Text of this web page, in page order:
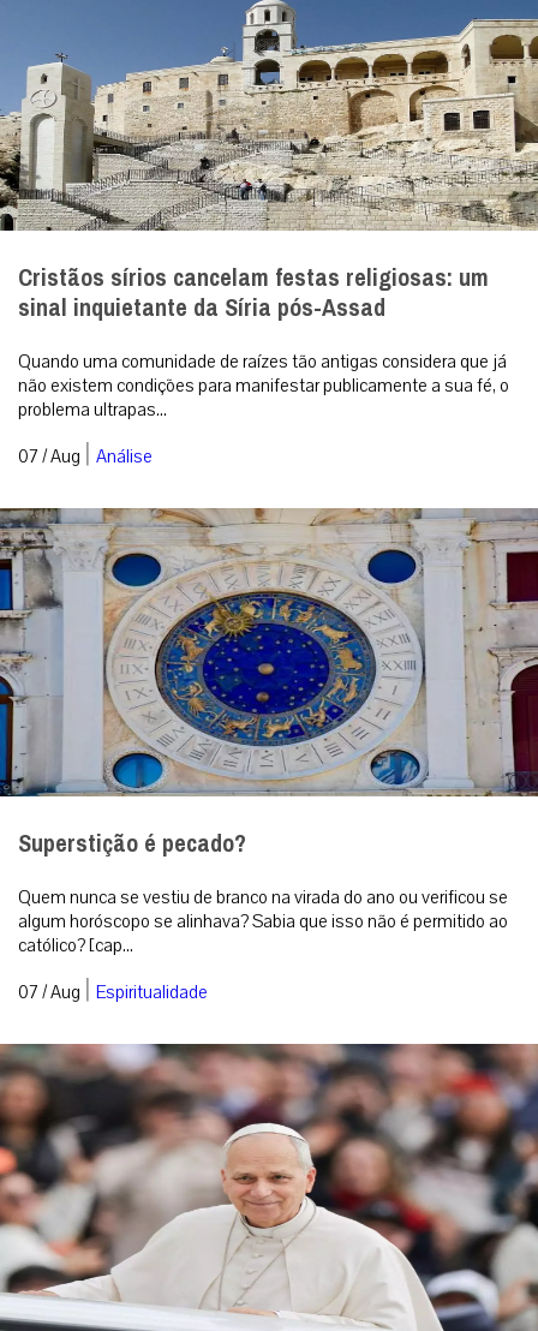
Cristãos sírios cancelam festas religiosas: um
sinal inquietante da Síria pós-Assad
Quando uma comunidade de raízes tão antigas considera que já
não existem condições para manifestar publicamente a sua fé, o
problema ultrapas...
07 / Aug | Análise
Superstição é pecado?
Quem nunca se vestiu de branco na virada do ano ou verificou se
algum horóscopo se alinhava? Sabia que isso não é permitido ao
católico? [cap...
07 / Aug | Espiritualidade